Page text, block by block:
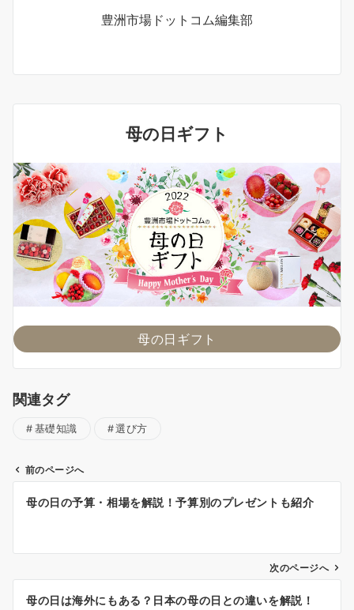
豊洲市場ドットコム編集部
母の日ギフト
母の日ギフト
関連タグ
基礎知識 選び方
ビ
前のページへ
母の日の予算・相場を解説！予算別のプレゼントも紹介
次のページへ
母の日は海外にもある？日本の母の日との違いを解説！